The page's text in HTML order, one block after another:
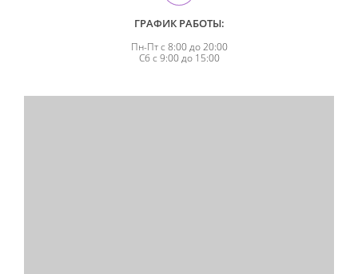
ГРАФИК РАБОТЫ:
Пн-Пт с 8:00 до 20:00
Сб с 9:00 до 15:00